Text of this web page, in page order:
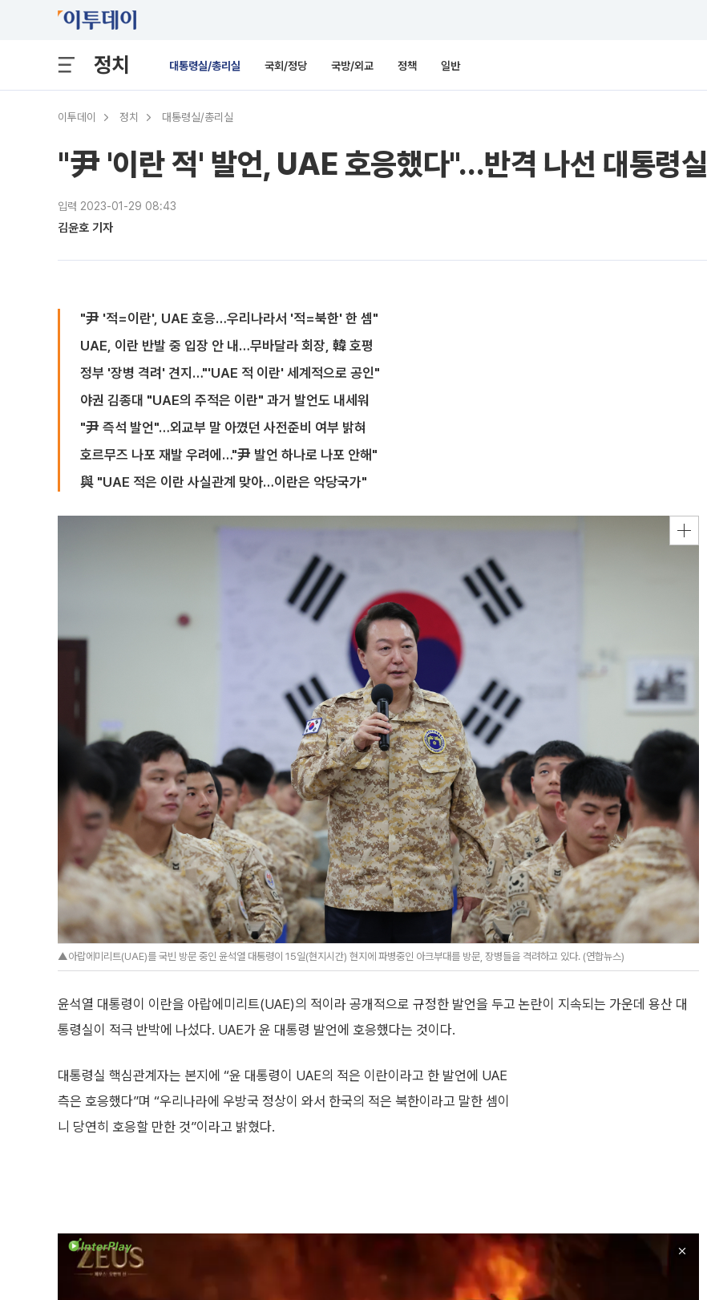
정치 대통령실/총리실 국회/정당 국방/외교 정책 일반
이투데이 정치 대통령실/총리실
"尹 '이란 적' 발언, UAE 호응했다"…반격 나선 대통령실
입력 2023-01-29 08:43
김윤호 기자
"尹 '적=이란', UAE 호응…우리나라서 '적=북한' 한 셈"
UAE, 이란 반발 중 입장 안 내…무바달라 회장, 韓 호평
정부 '장병 격려' 견지…"'UAE 적 이란' 세계적으로 공인"
야권 김종대 "UAE의 주적은 이란" 과거 발언도 내세워
"尹 즉석 발언"…외교부 말 아꼈던 사전준비 여부 밝혀
호르무즈 나포 재발 우려에…"尹 발언 하나로 나포 안해"
與 "UAE 적은 이란 사실관계 맞아…이란은 악당국가"
▲아랍에미리트(UAE)를 국빈 방문 중인 윤석열 대통령이 15일(현지시간) 현지에 파병중인 아크부대를 방문, 장병들을 격려하고 있다. (연합뉴스)
윤석열 대통령이 이란을 아랍에미리트(UAE)의 적이라 공개적으로 규정한 발언을 두고 논란이 지속되는 가운데 용산 대
통령실이 적극 반박에 나섰다. UAE가 윤 대통령 발언에 호응했다는 것이다.
대통령실 핵심관계자는 본지에 “윤 대통령이 UAE의 적은 이란이라고 한 발언에 UAE
측은 호응했다”며 “우리나라에 우방국 정상이 와서 한국의 적은 북한이라고 말한 셈이
니 당연히 호응할 만한 것”이라고 밝혔다.